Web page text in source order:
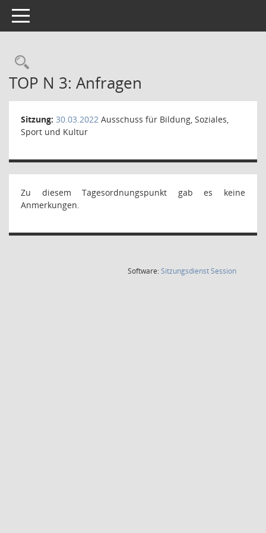
Toggle navigation
Rechercheauswahl
TOP N 3: Anfragen
Sitzung: 30.03.2022 Ausschuss für Bildung, Soziales,
Sport und Kultur
Zu diesem Tagesordnungspunkt gab es keine
Anmerkungen.
Software:SitzungsdienstSession(Wird in